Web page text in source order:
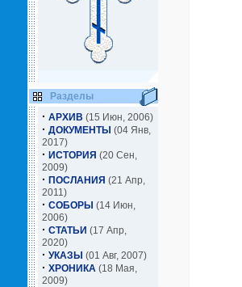
Разделы
· АРХИВ (15 Июн, 2006)
· ДОКУМЕНТЫ (04 Янв,
2017)
· ИСТОРИЯ (20 Сен,
2009)
· ПОСЛАНИЯ (21 Апр,
2011)
· СОБОРЫ (14 Июн,
2006)
· СТАТЬИ (17 Апр,
2020)
· УКАЗЫ (01 Авг, 2007)
· ХРОНИКА (18 Мая,
2009)